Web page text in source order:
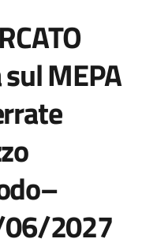
MEPA
2027